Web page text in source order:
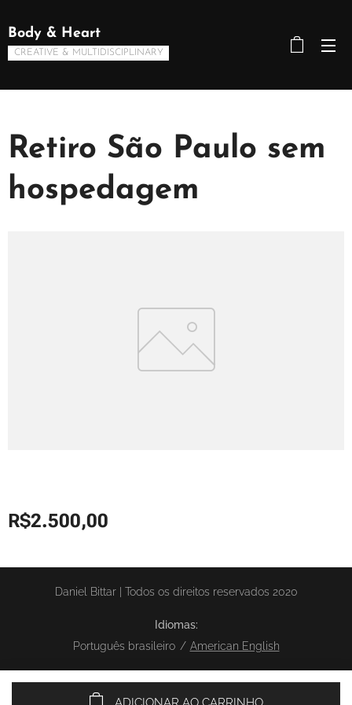
Body & Heart
CREATIVE & MULTIDISCIPLINARY
Retiro São Paulo sem
hospedagem
R$2.500,00
Daniel Bittar | Todos os direitos reservados 2020
Idiomas
Português brasileiro
American English